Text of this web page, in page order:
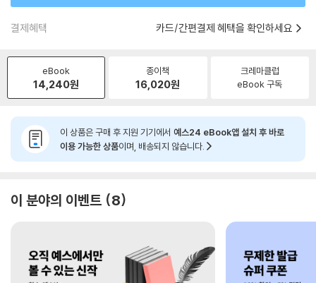
결제혜택 카드/간편결제 혜택을 확인하세요
eBook
14,240원
종이책
16,020원
크레마클럽
eBook 구독
이 상품은 구매 후 지원 기기에서 예스24 eBook앱 설치 후 바로
이용 가능한 상품이며, 배송되지 않습니다.
이 분야의 이벤트 8